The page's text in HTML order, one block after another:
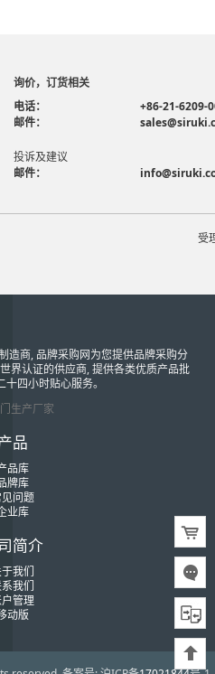
询价，订货相关
电话：
+86-21-6209-
邮件：
投诉及建议
邮件：
受
造商, 品牌采购网为您提供品牌采购分
界认证的供应商, 提供各类优质产品批
四小时贴心服务。
生产厂家
品
品库
牌库
见问题
业库
简介
我们
我们
户管理
动版